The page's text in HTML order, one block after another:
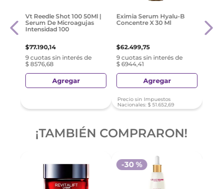
Vt Reedle Shot 100 50Ml |
Serum De Microagujas
Intensidad 100
$77.190,14
9 cuotas sin interés de
$ 8576,68
Agregar
Eximia Serum Hyalu-B
Concentre X 30 Ml
$62.499,75
9 cuotas sin interés de
$ 6944,41
Agregar
Precio sin Impuestos
Nacionales: $ 51.652,69
¡TAMBIÉN COMPRARON!
-30 %